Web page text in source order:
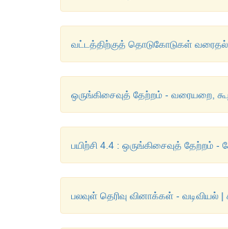
வட்டத்திற்குத் தொடுகோடுகள் வரைதல்
ஒருங்கிசைவுத் தேற்றம் - வரையறை,
பயிற்சி 4.4 : ஒருங்கிசைவுத் தேற்றம்
பலவுள் தெரிவு வினாக்கள் - வடிவியல்